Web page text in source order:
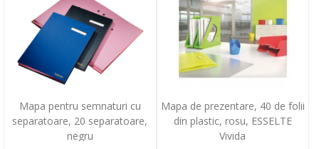
Mapa pentru semnaturi cu
separatoare, 20 separatoare,
negru
Mapa de prezentare, 40 de folii
din plastic, rosu, ESSELTE
Vivida